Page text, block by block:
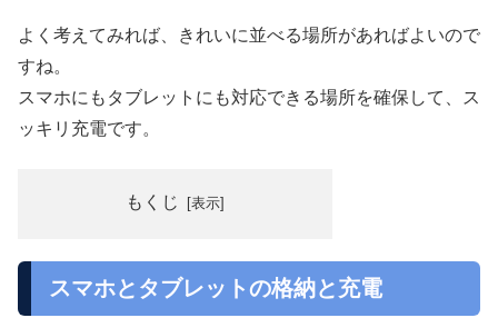
よく考えてみれば、きれいに並べる場所があればよいので
すね。
スマホにもタブレットにも対応できる場所を確保して、ス
ッキリ充電です。
もくじ
スマホとタブレットの格納と充電